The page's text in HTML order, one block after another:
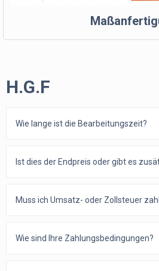
H.G.F
Wie lange ist die Bearbeitungszeit?
Ist dies der Endpreis oder gibt es
Muss ich Umsatz- oder Zollsteuer
Wie sind Ihre Zahlungsbedingungen?